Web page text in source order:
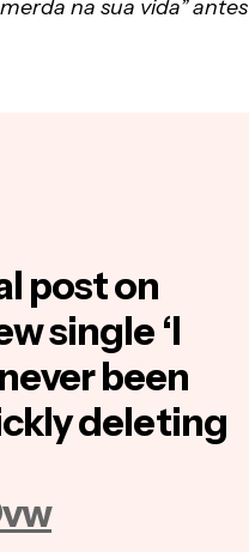
na sua vida” antes
post on
single ‘I
been
deleting